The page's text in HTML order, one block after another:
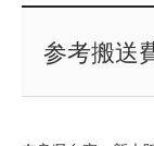
参考搬送